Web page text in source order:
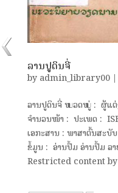
ລານປູດິນຈີ່
by admin_library00|
ລານປູດິນຈີ່ ໝວດໝູ່ : ຜູ້ແ
ຈຳນວນໜ້າ : ປະເພດ :
ເອກະສານ : ພາສາຕົ້ນສະ
ຂໍ້ມູນ : ອ່ານປຶ້ມ ອ່ານປຶ້ມ ລາ
Restricted content by